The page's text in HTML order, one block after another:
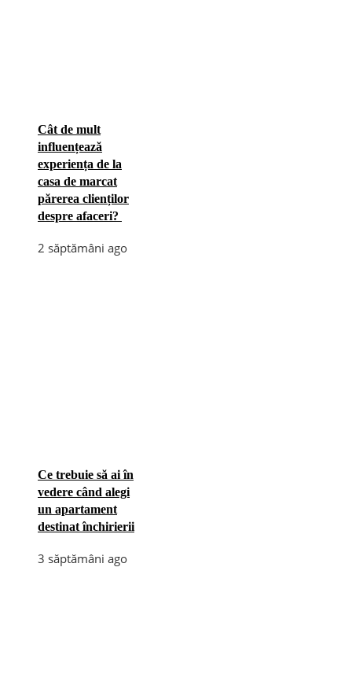
Cât de mult
influențează
experiența de la
casa de marcat
părerea clienților
despre afaceri?
2 săptămâni ago
Ce trebuie să ai în
vedere când alegi
un apartament
destinat închirierii
3 săptămâni ago